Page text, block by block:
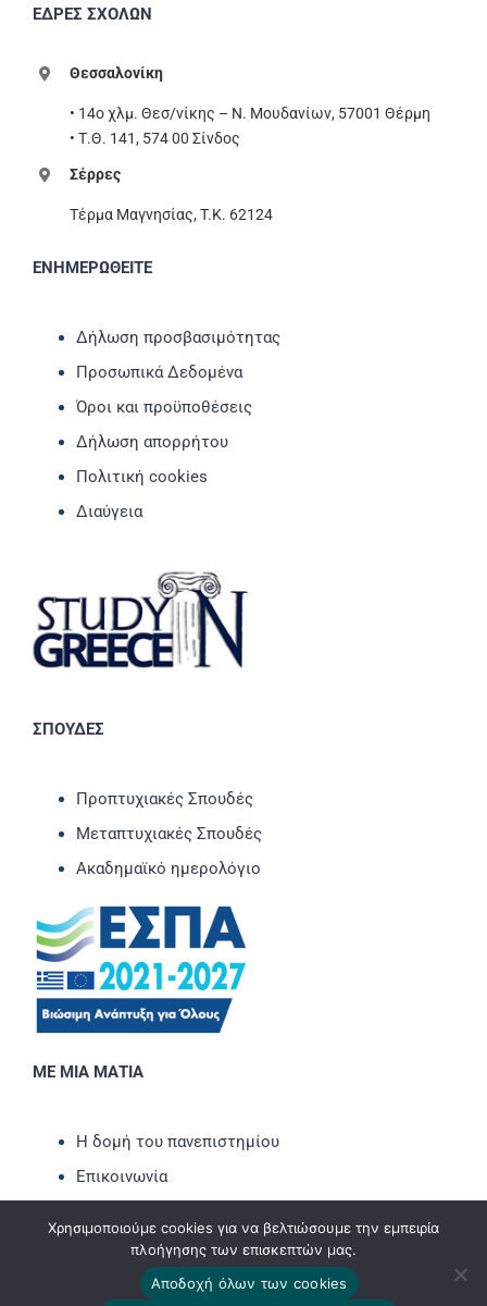
ΕΔΡΕΣ ΣΧΟΛΩΝ
Θεσσαλονίκη
• 14ο χλμ. Θεσ/νίκης – Ν. Μουδανίων, 57001 Θέρμη
• Τ.Θ. 141, 574 00 Σίνδος
Σέρρες
Τέρμα Μαγνησίας, T.K. 62124
ΕΝΗΜΕΡΩΘΕΙΤΕ
Δήλωση προσβασιμότητας
Προσωπικά Δεδομένα
Όροι και προϋποθέσεις
Δήλωση απορρήτου
Πολιτική cookies
Διαύγεια
ΣΠΟΥΔΕΣ
Προπτυχιακές Σπουδές
Μεταπτυχιακές Σπουδές
Ακαδημαϊκό ημερολόγιο
ΜΕ ΜΙΑ ΜΑΤΙΑ
Η δομή του πανεπιστημίου
Επικοινωνία
Εκδηλώσεις
Newsletter
Χρησιμοποιούμε cookies για να βελτιώσουμε την εμπειρία
πλοήγησης των επισκεπτών μας.
Αποδοχή όλων των cookies